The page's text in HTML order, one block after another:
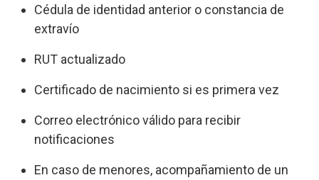
Cédula de identidad anterior o constancia de
extravío
RUT actualizado
Certificado de nacimiento si es primera vez
Correo electrónico válido para recibir
notificaciones
En caso de menores, acompañamiento de un